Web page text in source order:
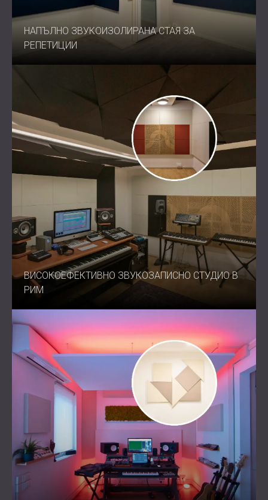
НАПЪЛНО ЗВУКОИЗОЛИРАНА СТАЯ ЗА
РЕПЕТИЦИИ
ВИСОКОЕФЕКТИВНО ЗВУКОЗАПИСНО СТУДИО В
РИМ